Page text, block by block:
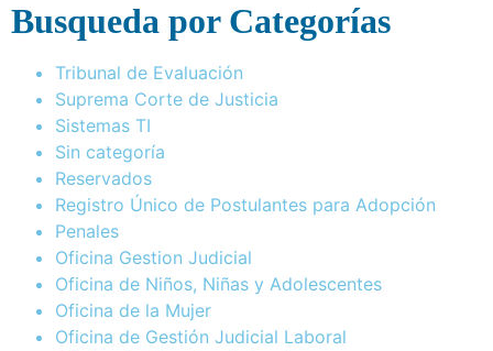
Busqueda por Categorías
Tribunal de Evaluación
Suprema Corte de Justicia
Sistemas TI
Sin categoría
Reservados
Registro Único de Postulantes para Adopción
Penales
Oficina Gestion Judicial
Oficina de Niños, Niñas y Adolescentes
Oficina de la Mujer
Oficina de Gestión Judicial Laboral